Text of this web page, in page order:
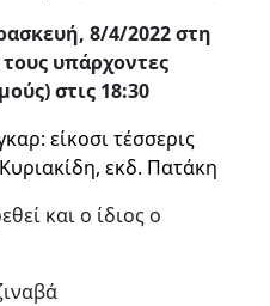
8/4/2022 στη
υπάρχοντες
στις 18:30
είκοσι τέσσερις
εκδ. Πατάκη
και ο ίδιος ο